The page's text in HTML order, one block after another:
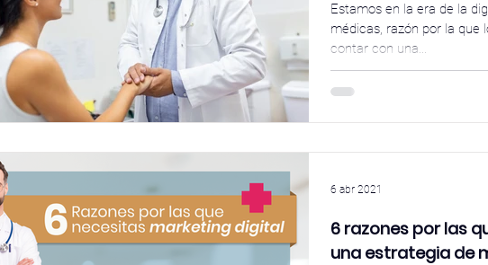
Estamos en la era de la
médicas, razón por la que
contar con una...
6 razones por las
una estrategia de
6 abr 2021